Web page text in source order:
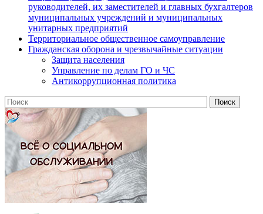
руководителей, их заместителей и главных бухгалтеров
муниципальных учреждений и муниципальных
унитарных предприятий
Территориальное общественное самоуправление
Гражданская оборона и чрезвычайные ситуации
Защита населения
Управление по делам ГО и ЧС
Антикоррупционная политика